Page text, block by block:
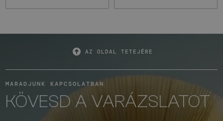
AZ OLDAL TETEJÉRE
MARADJUNK KAPCSOLATBAN
KÖVESD A VARÁZSLATOT